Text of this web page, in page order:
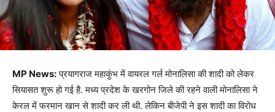
MP News:प्रयागराज महाकुंभ में वायरल गर्ल मोनालिसा की शादी को लेकर
सियासत शुरू हो गई है. मध्य प्रदेश के खरगोन जिले की रहने वाली मोनालिसा ने
केरल में फरमान खान से शादी कर ली थी. लेकिन बीजेपी ने इस शादी का विरोध